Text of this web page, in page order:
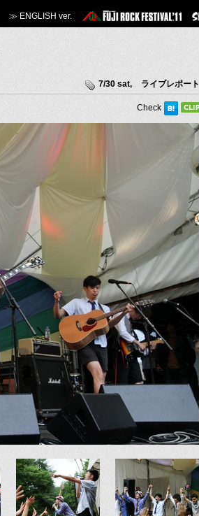
≫ ENGLISH ver.
7/30 sat, ライブレポート
Check